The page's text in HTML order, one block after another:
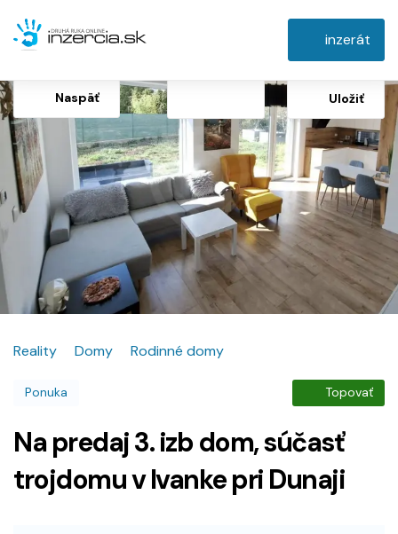
inzerát
Naspäť Uložiť
Reality Domy Rodinné domy
Ponuka Topovať
Na predaj 3. izb dom, súčasť
trojdomu v Ivanke pri Dunaji